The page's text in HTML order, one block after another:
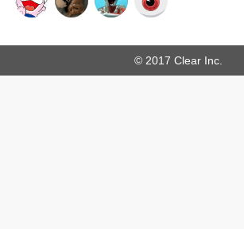
© 2017 Clear Inc.